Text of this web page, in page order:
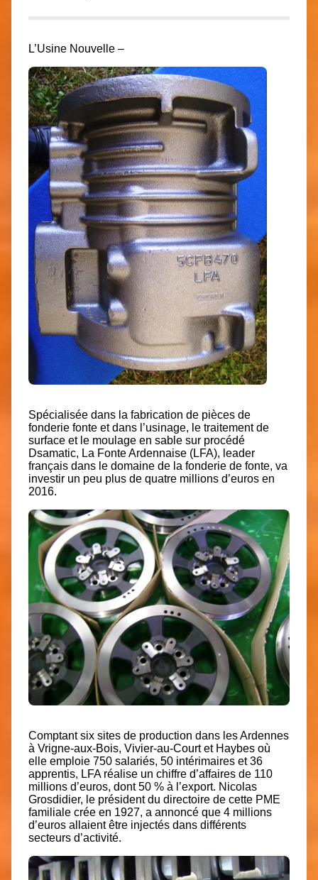
L’Usine Nouvelle –
Spécialisée dans la fabrication de pièces de
fonderie fonte et dans l’usinage, le traitement de
surface et le moulage en sable sur procédé
Dsamatic, La Fonte Ardennaise (LFA), leader
français dans le domaine de la fonderie de fonte, va
investir un peu plus de quatre millions d’euros en
2016.
Comptant six sites de production dans les Ardennes
à Vrigne-aux-Bois, Vivier-au-Court et Haybes où
elle emploie 750 salariés, 50 intérimaires et 36
apprentis, LFA réalise un chiffre d’affaires de 110
millions d’euros, dont 50 % à l’export. Nicolas
Grosdidier, le président du directoire de cette PME
familiale crée en 1927, a annoncé que 4 millions
d’euros allaient être injectés dans différents
secteurs d’activité.